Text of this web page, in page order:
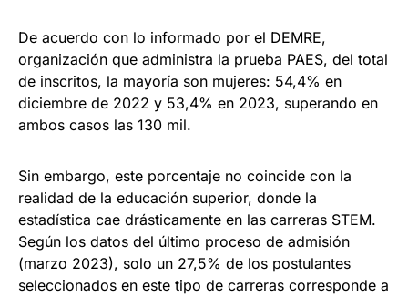
De acuerdo con lo informado por el DEMRE,
organización que administra la prueba PAES, del total
de inscritos, la mayoría son mujeres: 54,4% en
diciembre de 2022 y 53,4% en 2023, superando en
ambos casos las 130 mil.
Sin embargo, este porcentaje no coincide con la
realidad de la educación superior, donde la
estadística cae drásticamente en las carreras STEM.
Según los datos del último proceso de admisión
(marzo 2023), solo un 27,5% de los postulantes
seleccionados en este tipo de carreras corresponde a